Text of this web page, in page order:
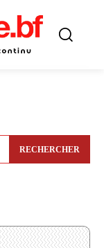
RECHERCHER